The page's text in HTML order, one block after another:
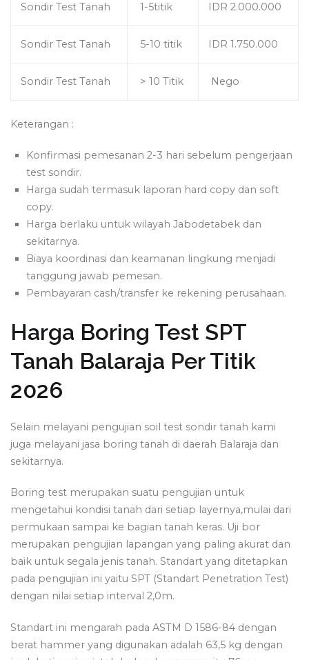
Sondir Test Tanah 1-5titik IDR 2.000.000
Sondir Test Tanah 5-10 titik IDR 1.750.000
Sondir Test Tanah > 10 Titik Nego
Keterangan :
Konfirmasi pemesanan 2-3 hari sebelum pengerjaan
test sondir.
Harga sudah termasuk laporan hard copy dan soft
copy.
Harga berlaku untuk wilayah Jabodetabek dan
sekitarnya.
Biaya koordinasi dan keamanan lingkung menjadi
tanggung jawab pemesan.
Pembayaran cash/transfer ke rekening perusahaan.
Harga Boring Test SPT
Tanah Balaraja Per Titik
2026
Selain melayani pengujian soil test sondir tanah kami
juga melayani jasa boring tanah di daerah Balaraja dan
sekitarnya.
Boring test merupakan suatu pengujian untuk
mengetahui kondisi tanah dari setiap layernya,mulai dari
permukaan sampai ke bagian tanah keras. Uji bor
merupakan pengujian lapangan yang paling akurat dan
baik untuk segala jenis tanah. Standart yang ditetapkan
pada pengujian ini yaitu SPT (Standart Penetration Test)
dengan nilai setiap interval 2,0m.
Standart ini mengarah pada ASTM D 1586-84 dengan
berat hammer yang digunakan adalah 63,5 kg dengan